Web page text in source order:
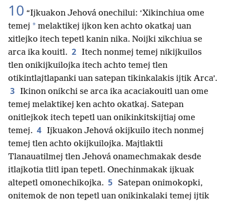
10 “Ijkuakon Jehová onechilui: ‘Xikinchiua ome
temej * melaktikej ijkon ken achto okatkaj uan
xitlejko itech tepetl kanin nika. Noijki xikchiua se
arca ika kouitl. 2 Itech nonmej temej nikijkuilos
tlen onikijkuilojka itech achto temej tlen
otikintlajtlapanki uan satepan tikinkalakis ijtik Arca’.
3 Ikinon onikchi se arca ika acaciakouitl uan ome
temej melaktikej ken achto okatkaj. Satepan
onitlejkok itech tepetl uan onikinkitskijtiaj ome
temej. 4 Ijkuakon Jehová okijkuilo itech nonmej
temej tlen achto okijkuilojka. Majtlaktli
Tlanauatilmej tlen Jehová onamechmakak desde
itlajkotia tlitl ipan tepetl. Onechinmakak ijkuak
altepetl omonechikojka. 5 Satepan onimokopki,
onitemok de non tepetl uan onikinkalaki temej ijtik